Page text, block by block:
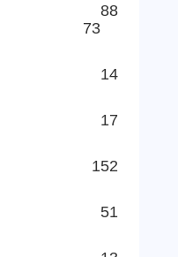
88
73
14
17
152
51